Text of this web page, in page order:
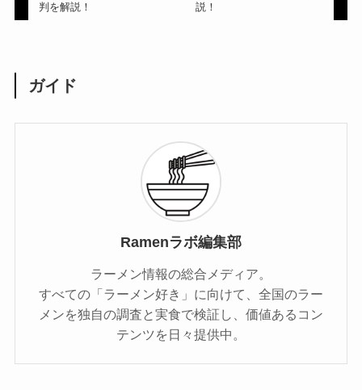
判を解説！
説！
ガイド
Ramenラボ編集部
ラーメン情報の総合メディア。
すべての「ラーメン好き」に向けて、全国のラー
メンを独自の調査と実食で検証し、価値あるコン
テンツを日々提供中。